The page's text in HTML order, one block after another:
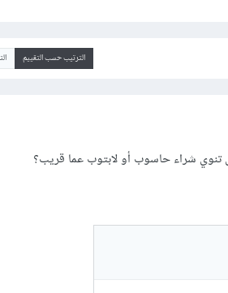
الترتيب حسب التقييم
شراء حاسوب أو لابتوب عما قريب؟